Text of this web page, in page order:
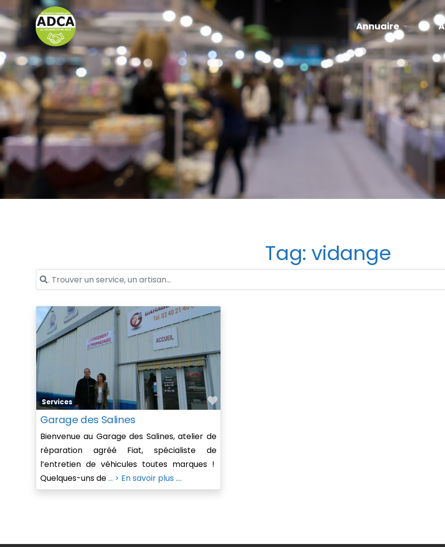
Annuaire
Tag: vidange
. Trouver un service, un artisan...
Services
Favorite
Garage des Salines
Bienvenue au Garage des Salines, atelier de
réparation agréé Fiat, spécialiste de
l’entretien de véhicules toutes marques !
Quelques-uns de... > En savoir plus ....